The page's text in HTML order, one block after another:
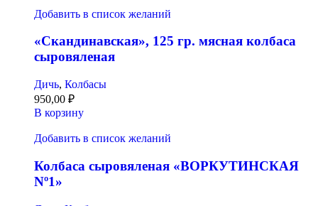
Добавить в список желаний
«Скандинавская», 125 гр. мясная колбаса
сыровяленая
Дичь, Колбасы
950,00 ₽
В корзину
Добавить в список желаний
Колбаса сыровяленая «ВОРКУТИНСКАЯ
Nº1»